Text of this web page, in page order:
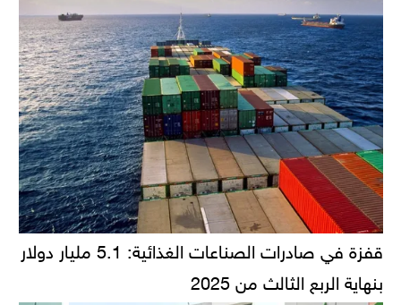
قفزة في صادرات الصناعات الغذائية: 5.1 مليار دولار
بنهاية الربع الثالث من 2025